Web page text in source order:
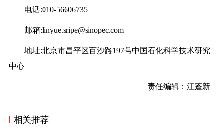
电话:010-56606735
邮箱:linyue.sripe@sinopec.com
地址:北京市昌平区百沙路197号中国石化科学技术研究
中心
责任编辑：江蓬新
相关推荐